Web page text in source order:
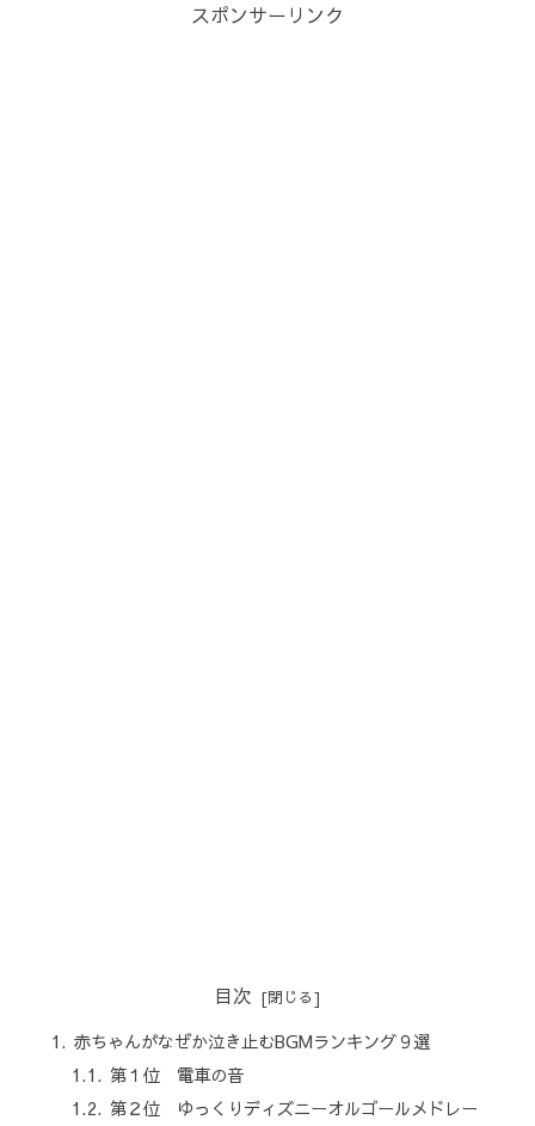
スポンサーリンク
目次
赤ちゃんがなぜか泣き止むBGMランキング９選
第１位 電車の音
第２位 ゆっくりディズニーオルゴールメドレー